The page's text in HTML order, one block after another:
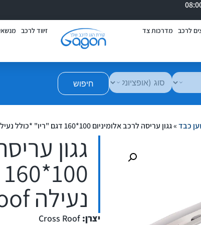
לרכב מדרכות צד זיווד לרכב
חיפוש
כבד»גגון עריסה לרכב אלומיניום 100*160 דגם "ריו" *כולל נעילה cross roof
גגון
נעילה cross roof
יצרן: Cross Roof